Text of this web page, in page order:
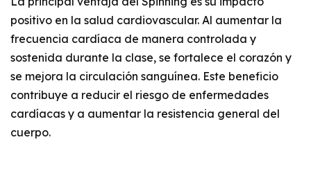
positivo en la salud cardiovascular. Al aumentar la
frecuencia cardíaca de manera controlada y
sostenida durante la clase, se fortalece el corazón y
se mejora la circulación sanguínea. Este beneficio
contribuye a reducir el riesgo de enfermedades
cardíacas y a aumentar la resistencia general del
cuerpo.